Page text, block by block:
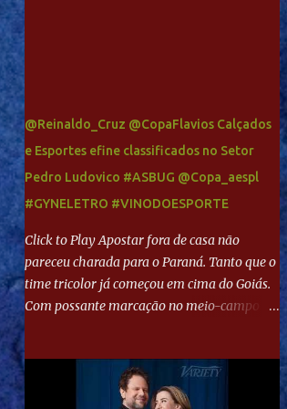
@Reinaldo_Cruz @CopaFlavios Calçados
e Esportes efine classificados no Setor
Pedro Ludovico #ASBUG @Copa_aespl
#GYNELETRO #VINODOESPORTE
Click to Play Apostar fora de casa não
pareceu charada para o Paraná. Tanto que o
time tricolor já começou em cima do Goiás.
Com possante marcação no meio-campo e
direita, invadiu a área e bateu cruzado no
canto, sem chance para Harlei. Tal qual o